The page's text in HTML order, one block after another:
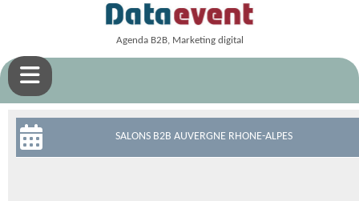
Agenda B2B, Marketing digital
SALONS B2B AUVERGNE RHONE-ALPES